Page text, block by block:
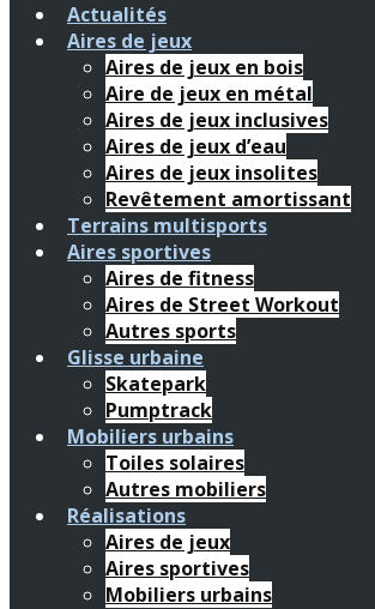
Actualités
Aires de jeux
Aires de jeux en bois
Aire de jeux en métal
Aires de jeux inclusives
Aires de jeux d’eau
Aires de jeux insolites
Revêtement amortissant
Terrains multisports
Aires sportives
Aires de fitness
Aires de Street Workout
Autres sports
Glisse urbaine
Skatepark
Pumptrack
Mobiliers urbains
Toiles solaires
Autres mobiliers
Réalisations
Aires de jeux
Aires sportives
Mobiliers urbains